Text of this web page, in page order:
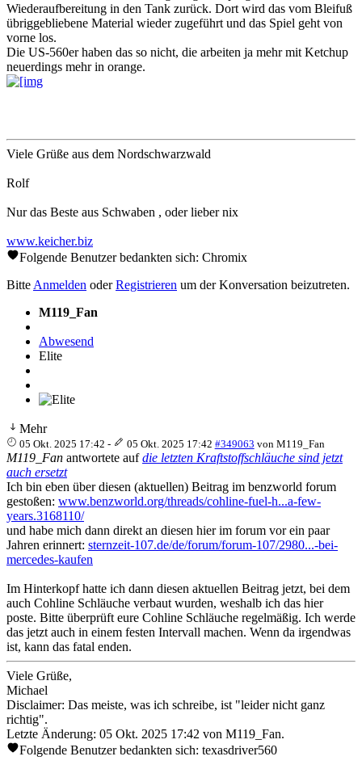
Wiederaufbereitung in den Tank zurück. Dort wird das vom Bleifuß
übriggebliebene Material wieder zugeführt und das Spiel geht von
vorne los.
Die US-560er haben das so nicht, die arbeiten ja mehr mit Ketchup
neuerdings mehr in orange.
Viele Grüße aus dem Nordschwarzwald
Rolf
Nur das Beste aus Schwaben , oder lieber nix
www.keicher.biz
Folgende Benutzer bedankten sich: Chromix
Bitte Anmelden oderRegistrieren um der Konversation beizutreten.
M119_Fan
Abwesend
Elite
Mehr
05 Okt. 2025 17:42 - 05 Okt. 2025 17:42 #349063 von M119_Fan
M119_Fan antwortete aufdie letzten Kraftstoffschläuche sind jetzt
auch ersetzt
Ich bin eben über diesen (aktuellen) Beitrag im benzworld forum
gestoßen: www.benzworld.org/threads/cohline-fuel-h...a-few-
years.3168110/
und habe mich dann direkt an diesen hier im forum vor ein paar
Jahren erinnert: sternzeit-107.de/de/forum/forum-107/2980...-bei-
mercedes-kaufen
Im Hinterkopf hatte ich dann diesen aktuellen Beitrag jetzt, bei dem
auch Cohline Schläuche verbaut wurden, weshalb ich das hier
poste. Bitte überprüft eure Cohline Schläuche regelmäßig. Ich werde
das jetzt auch in einem festen Intervall machen. Wenn da irgendwas
ist, kann das fatal enden.
Viele Grüße,
Michael
Disclaimer: Das meiste, was ich schreibe, ist "leider nicht ganz
richtig".
Letzte Änderung: 05 Okt. 2025 17:42 von M119_Fan.
Folgende Benutzer bedankten sich: texasdriver560